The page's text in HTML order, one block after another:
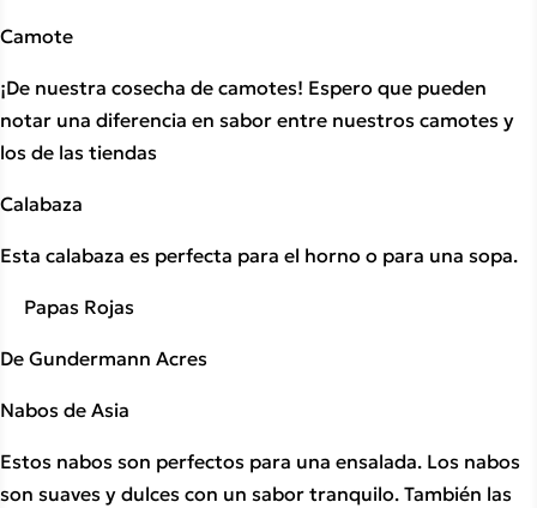
Camote
¡De nuestra cosecha de camotes! Espero que pueden
notar una diferencia en sabor entre nuestros camotes y
los de las tiendas
Calabaza
Esta calabaza es perfecta para el horno o para una sopa.
Papas Rojas
De Gundermann Acres
Nabos de Asia
Estos nabos son perfectos para una ensalada. Los nabos
son suaves y dulces con un sabor tranquilo. También las